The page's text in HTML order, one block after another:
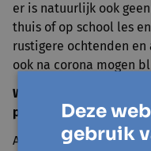
er is natuurlijk ook
thuis of op school les
rustigere ochtenden
ook na corona mogen
Welke lessen moeten
periode?
Als leerling voelde ik
Deze
gebruik